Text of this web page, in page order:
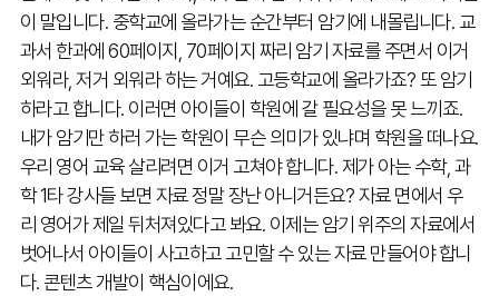
이 말입니다. 중학교에 올라가는 순간부터 암기에 내몰립니다. 교
과서 한과에 60페이지, 70페이지 짜리 암기 자료를 주면서 이거
외워라, 저거 외워라 하는 거예요. 고등학교에 올라가죠? 또 암기
하라고 합니다. 이러면 아이들이 학원에 갈 필요성을 못 느끼죠.
내가 암기만 하러 가는 학원이 무슨 의미가 있냐며 학원을 떠나요.
우리 영어 교육 살리려면 이거 고쳐야 합니다. 제가 아는 수학, 과
학 1타 강사들 보면 자료 정말 장난 아니거든요? 자료 면에서 우
리 영어가 제일 뒤처져있다고 봐요. 이제는 암기 위주의 자료에서
벗어나서 아이들이 사고하고 고민할 수 있는 자료 만들어야 합니
다. 콘텐츠 개발이 핵심이에요.